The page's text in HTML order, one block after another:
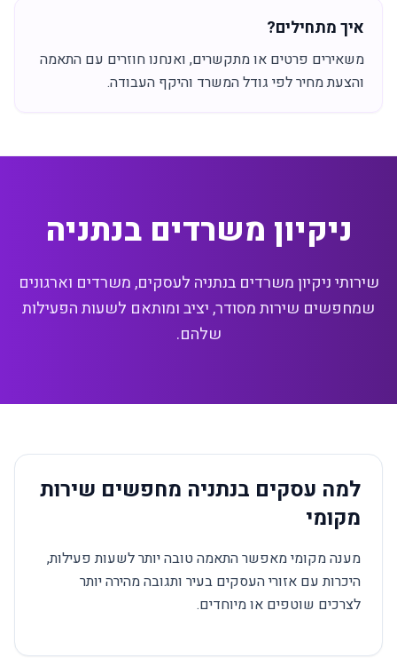
איך מתחילים?
משאירים פרטים או מתקשרים, ואנחנו חוזרים עם התאמה
והצעת מחיר לפי גודל המשרד והיקף העבודה.
ניקיון משרדים בנתניה
שירותי ניקיון משרדים בנתניה לעסקים, משרדים וארגונים
שמחפשים שירות מסודר, יציב ומותאם לשעות הפעילות
שלהם.
למה עסקים בנתניה מחפשים שירות
מקומי
מענה מקומי מאפשר התאמה טובה יותר לשעות פעילות,
היכרות עם אזורי העסקים בעיר ותגובה מהירה יותר
לצרכים שוטפים או מיוחדים.